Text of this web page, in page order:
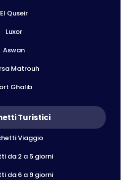
El Quseir
Luxor
Aswan
Matrouh
Ghalib
Turistici
Viaggio
da 2 a 5 giorni
da 6 a 9 giorni